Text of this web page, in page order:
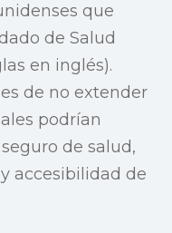
que
de Salud
en inglés).
de no extender
podrían
de salud,
accesibilidad de